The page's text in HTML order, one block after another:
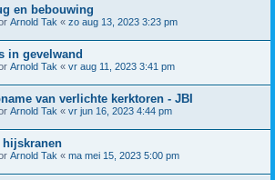
en bebouwing
Arnold Tak « zo aug 13, 2023 3:23 pm
in gevelwand
Arnold Tak « vr aug 11, 2023 3:41 pm
van verlichte kerktoren - JBI
Arnold Tak « vr jun 16, 2023 4:44 pm
hijskranen
Arnold Tak « ma mei 15, 2023 5:00 pm